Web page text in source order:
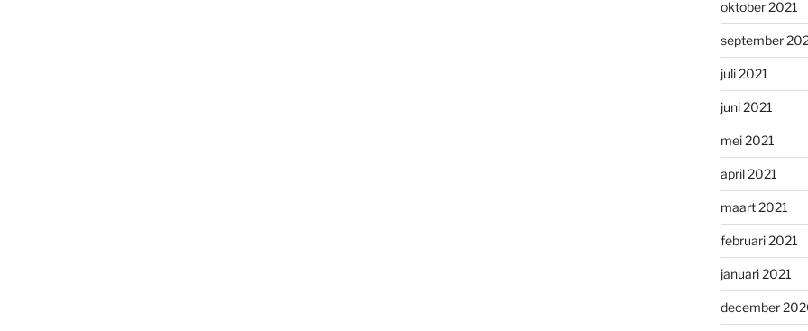
oktober 2021
september
juli 2021
juni 2021
mei 2021
april 2021
maart 2021
februari 2021
januari 2021
december